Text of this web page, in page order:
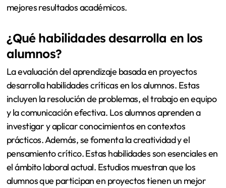
mejores resultados académicos.
¿Qué habilidades desarrolla en los
alumnos?
La evaluación del aprendizaje basada en proyectos
desarrolla habilidades críticas en los alumnos. Estas
incluyen la resolución de problemas, el trabajo en equipo
y la comunicación efectiva. Los alumnos aprenden a
investigar y aplicar conocimientos en contextos
prácticos. Además, se fomenta la creatividad y el
pensamiento crítico. Estas habilidades son esenciales en
el ámbito laboral actual. Estudios muestran que los
alumnos que participan en proyectos tienen un mejor